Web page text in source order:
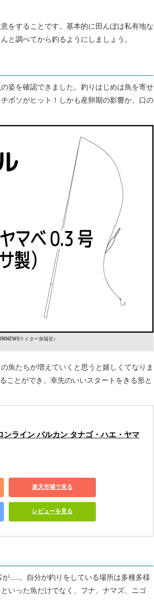
をすることです。基本的に田んぼは私有地な
と調べてから釣るようにしましょう。
姿を確認できました。釣りはじめは魚を寄せ
ボソがヒット！しかも産卵期の影響か、口の
ライター泉陽登）
魚たちが増えていくと思うと嬉しくてなりま
ことができ、幸先のいいスタートをきる形と
ンライン バルカン タナゴ・ハエ・ヤマ
楽天市場で見る
レビューを見る
……。自分が釣りをしている場所は多種多様
いった魚だけでなく、フナ、ナマズ、ニゴ